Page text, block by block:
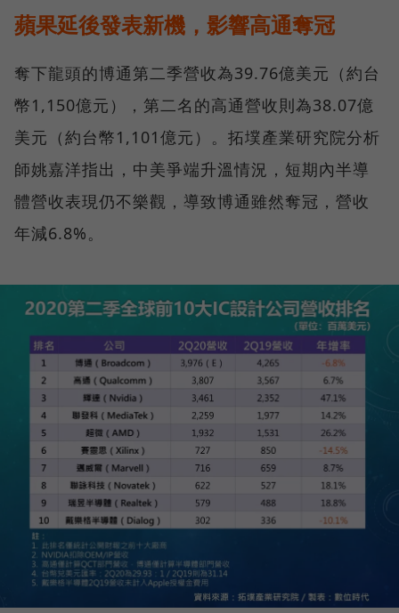
蘋果延後發表新機，影響高通奪冠
奪下龍頭的博通第二季營收為39.76億美元（約台
幣1,150億元），第二名的高通營收則為38.07億
美元（約台幣1,101億元）。拓墣產業研究院分析
師姚嘉洋指出，中美爭端升溫情況，短期內半導
體營收表現仍不樂觀，導致博通雖然奪冠，營收
年減6.8%。